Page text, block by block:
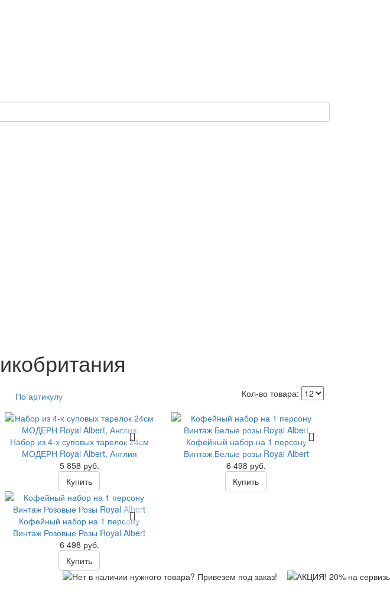
Кол-во товара:
По артикулу
Набор из 4-х суповых тарелок 24см
МОДЕРН Royal Albert, Англия
5 858 руб.
Купить
Кофейный набор на 1 персону
Винтаж Белые розы Royal Albert
6 498 руб.
Купить
Кофейный набор на 1 персону
Винтаж Розовые Розы Royal Albert
6 498 руб.
Купить
Нет в наличии нужного товара? Привезем под заказ! АКЦИЯ! 20% на